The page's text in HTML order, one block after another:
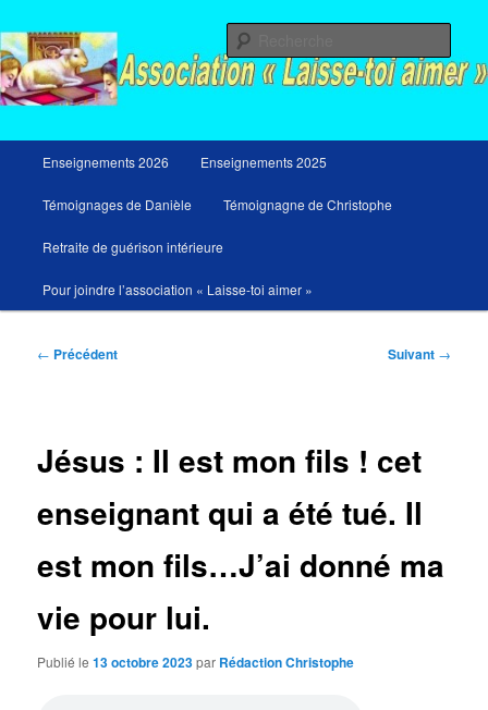
au
contenu
principal
principal
Enseignements 2026 Enseignements 2025
Témoignages de Danièle Témoignagne de Christophe
Retraite de guérison intérieure
Pour joindre l’association « Laisse-toi aimer »
Navigation
← Précédent Suivant →
Jésus : Il est mon fils ! cet
enseignant qui a été tué. Il
est mon fils…J’ai donné ma
vie pour lui.
Publié le13 octobre 2023par Rédaction Christophe